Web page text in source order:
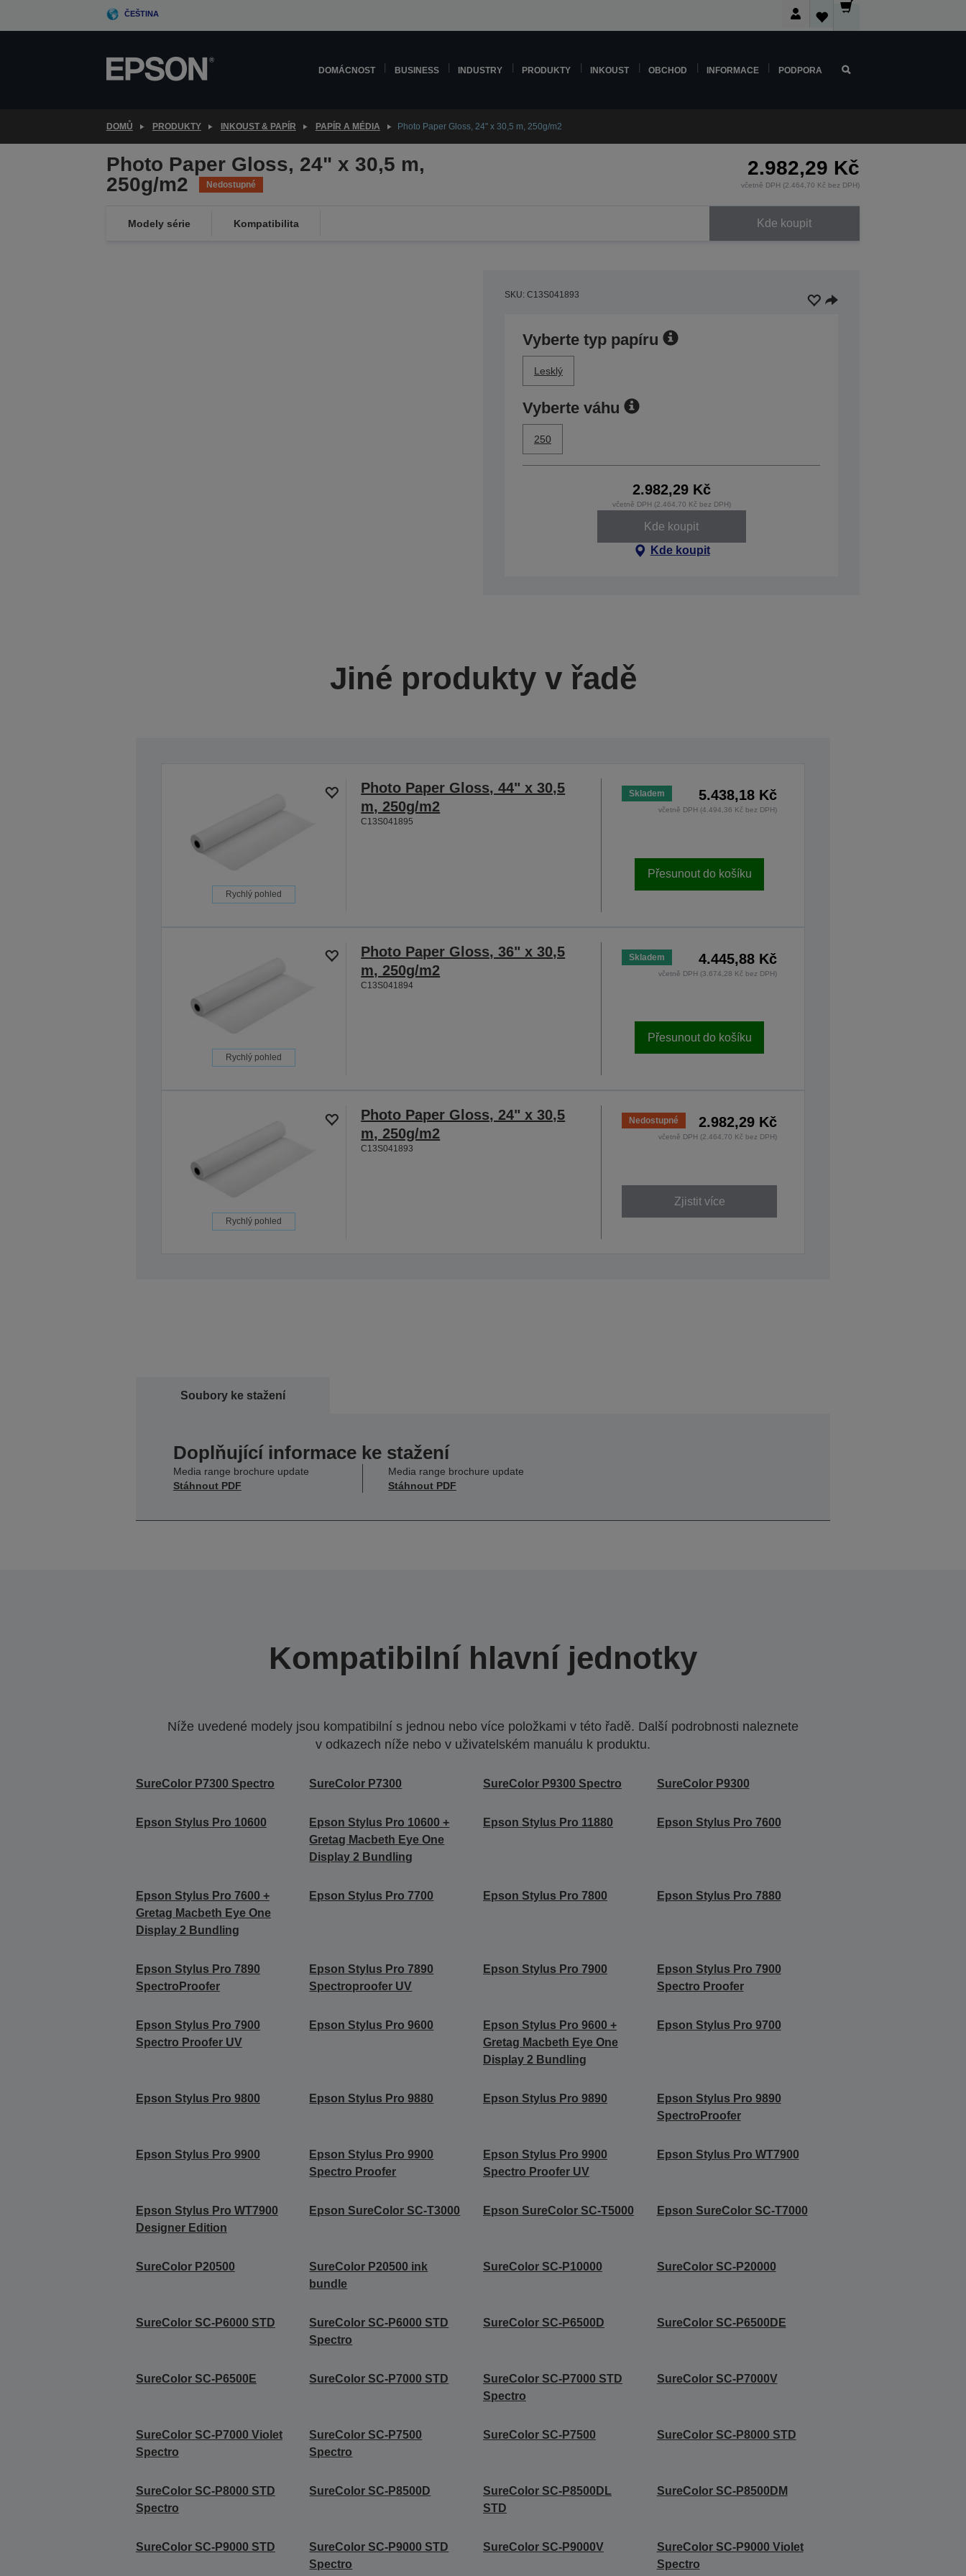
ČEŠTINA
DOMÁCNOST BUSINESS INDUSTRY PRODUKTY INKOUST OBCHOD INFORMACE PODPORA
DOMŮ PRODUKTY INKOUST & PAPÍR PAPÍR A MÉDIA Photo Paper Gloss, 24" x 30,5 m, 250g/m2
Photo Paper Gloss, 24" x 30,5 m,
250g/m2
Nedostupné
2.982,29 Kč
včetně DPH (2.464,70 Kč bez DPH)
Modely série Kompatibilita Kde koupit
SKU: C13S041893
Vyberte typ papíru
Lesklý
Vyberte váhu
250
2.982,29 Kč
včetně DPH (2.464,70 Kč bez DPH)
Kde koupit
Kde koupit
Jiné produkty v řadě
Rychlý pohled
Photo Paper Gloss, 44" x 30,5
m, 250g/m2
C13S041895
Skladem 5.438,18 Kč
včetně DPH (4.494,36 Kč bez DPH)
Přesunout do košíku
Rychlý pohled
Photo Paper Gloss, 36" x 30,5
m, 250g/m2
C13S041894
Skladem 4.445,88 Kč
včetně DPH (3.674,28 Kč bez DPH)
Přesunout do košíku
Rychlý pohled
Photo Paper Gloss, 24" x 30,5
m, 250g/m2
C13S041893
Nedostupné 2.982,29 Kč
včetně DPH (2.464,70 Kč bez DPH)
Zjistit více
Soubory ke stažení
Doplňující informace ke stažení
Media range brochure update
Stáhnout PDF
Media range brochure update
Stáhnout PDF
Kompatibilní hlavní jednotky
Níže uvedené modely jsou kompatibilní s jednou nebo více položkami v této řadě. Další podrobnosti naleznete
v odkazech níže nebo v uživatelském manuálu k produktu.
SureColor P7300 Spectro SureColor P7300 SureColor P9300 Spectro SureColor P9300
Epson Stylus Pro 10600
Epson Stylus Pro 10600 +
Gretag Macbeth Eye One
Display 2 Bundling
Epson Stylus Pro 11880 Epson Stylus Pro 7600
Epson Stylus Pro 7600 +
Gretag Macbeth Eye One
Display 2 Bundling
Epson Stylus Pro 7700 Epson Stylus Pro 7800 Epson Stylus Pro 7880
Epson Stylus Pro 7890
SpectroProofer
Epson Stylus Pro 7890
Spectroproofer UV
Epson Stylus Pro 7900
Epson Stylus Pro 7900
Spectro Proofer
Epson Stylus Pro 7900
Spectro Proofer UV
Epson Stylus Pro 9600
Epson Stylus Pro 9600 +
Gretag Macbeth Eye One
Display 2 Bundling
Epson Stylus Pro 9700
Epson Stylus Pro 9800 Epson Stylus Pro 9880 Epson Stylus Pro 9890
Epson Stylus Pro 9890
SpectroProofer
Epson Stylus Pro 9900
Epson Stylus Pro 9900
Spectro Proofer
Epson Stylus Pro 9900
Spectro Proofer UV
Epson Stylus Pro WT7900
Epson Stylus Pro WT7900
Designer Edition
Epson SureColor SC-T3000 Epson SureColor SC-T5000 Epson SureColor SC-T7000
SureColor P20500
SureColor P20500 ink
bundle
SureColor SC-P10000 SureColor SC-P20000
SureColor SC-P6000 STD
SureColor SC-P6000 STD
Spectro
SureColor SC-P6500D SureColor SC-P6500DE
SureColor SC-P6500E SureColor SC-P7000 STD
SureColor SC-P7000 STD
Spectro
SureColor SC-P7000V
SureColor SC-P7000 Violet
Spectro
SureColor SC-P7500
Spectro
SureColor SC-P7500 SureColor SC-P8000 STD
SureColor SC-P8000 STD
Spectro
SureColor SC-P8500D
SureColor SC-P8500DL
STD
SureColor SC-P8500DM
SureColor SC-P9000 STD
SureColor SC-P9000 STD
Spectro
SureColor SC-P9000V
SureColor SC-P9000 Violet
Spectro